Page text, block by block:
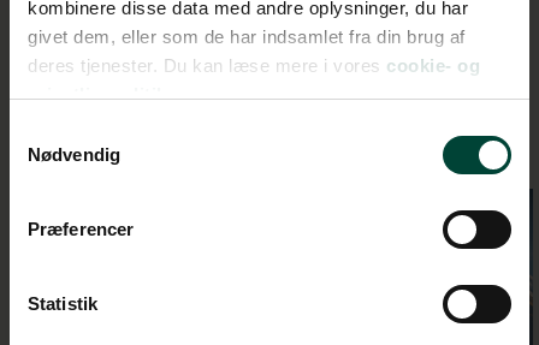
kombinere disse data med andre oplysninger, du har
givet dem, eller som de har indsamlet fra din brug af
deres tjenester. Du kan læse mere i vores cookie- og
privatlivspolitik.
Nødvendig
Præferencer
Statistik
Rejseforslag i autocamper